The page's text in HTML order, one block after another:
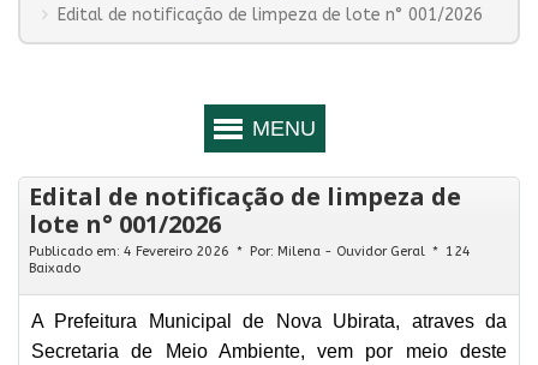
Edital de notificação de limpeza de lote n° 001/2026
Edital de notificação de limpeza de
lote n° 001/2026
Publicado em: 4 Fevereiro 2026 Por: Milena - Ouvidor Geral
124
Baixado
A Prefeitura Municipal de Nova Ubirata, atraves da
Secretaria de Meio Ambiente, vem por meio deste